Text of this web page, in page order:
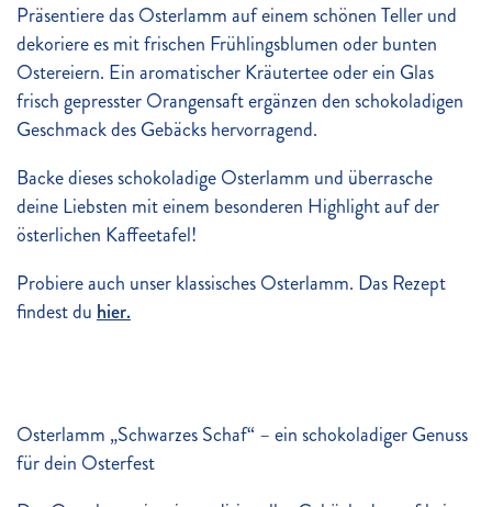
Osterlamm „Schwarzes Schaf“ – ein schokoladiger Genuss
für dein Osterfest
Präsentiere das Osterlamm auf einem schönen Teller und
dekoriere es mit frischen Frühlingsblumen oder bunten
Ostereiern. Ein aromatischer Kräutertee oder ein Glas
frisch gepresster Orangensaft ergänzen den schokoladigen
Geschmack des Gebäcks hervorragend.
Backe dieses schokoladige Osterlamm und überrasche
deine Liebsten mit einem besonderen Highlight auf der
österlichen Kaffeetafel!
Probiere auch unser klassisches Osterlamm. Das Rezept
findest du hier.